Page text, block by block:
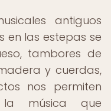
antiguos
en las estepas se
tambores de
y cuerdas,
nos permiten
música que